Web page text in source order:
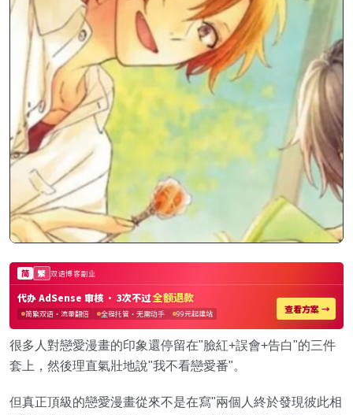
很多人對戀愛漫畫的印象還停留在"臉紅+誤會+告白"的三件
套上，然後理直氣壯地說"我不看戀愛番"。
但真正頂級的戀愛漫畫從來不是在寫"兩個人終於發現彼此相